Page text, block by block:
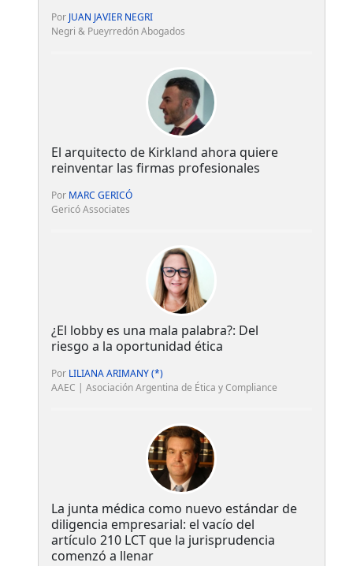
Por JUAN JAVIER NEGRI
Negri & Pueyrredón Abogados
El arquitecto de Kirkland ahora quiere
reinventar las firmas profesionales
Por MARC GERICÓ
Gericó Associates
¿El lobby es una mala palabra?: Del
riesgo a la oportunidad ética
Por LILIANA ARIMANY (*)
AAEC | Asociación Argentina de Ética y Compliance
La junta médica como nuevo estándar de
diligencia empresarial: el vacío del
artículo 210 LCT que la jurisprudencia
comenzó a llenar